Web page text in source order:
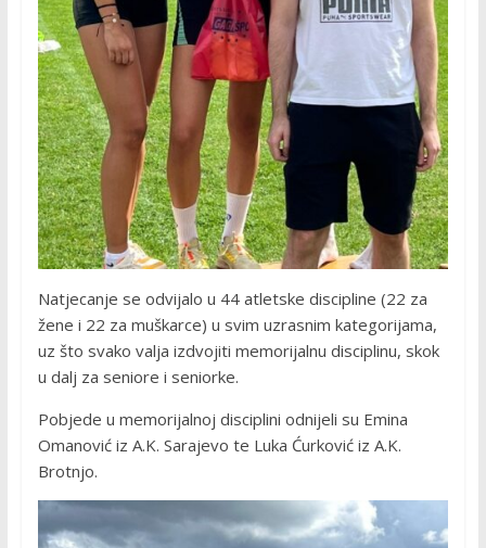
Natjecanje se odvijalo u 44 atletske discipline (22 za
žene i 22 za muškarce) u svim uzrasnim kategorijama,
uz što svako valja izdvojiti memorijalnu disciplinu, skok
u dalj za seniore i seniorke.
Pobjede u memorijalnoj disciplini odnijeli su Emina
Omanović iz A.K. Sarajevo te Luka Ćurković iz A.K.
Brotnjo.